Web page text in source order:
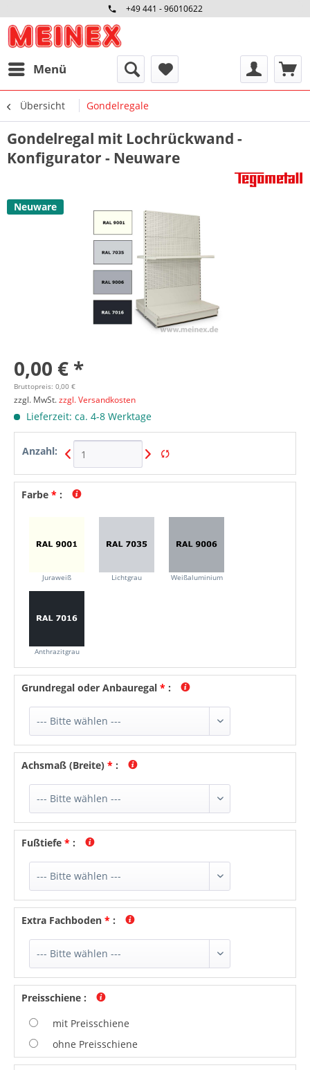
+49 441 - 96010622
Menü
Übersicht Gondelregale
Gondelregal mit Lochrückwand -
Konfigurator - Neuware
Neuware
0,00 € *
Bruttopreis: 0,00 €
zzgl. MwSt.zzgl. Versandkosten
Lieferzeit: ca. 4-8 Werktage
Anzahl:
Farbe * :
Juraweiß Lichtgrau Weißaluminium
Anthrazitgrau
Grundregal oder Anbauregal * :
Achsmaß (Breite) * :
Fußtiefe * :
Extra Fachboden * :
Preisschiene :
mit Preisschiene
ohne Preisschiene